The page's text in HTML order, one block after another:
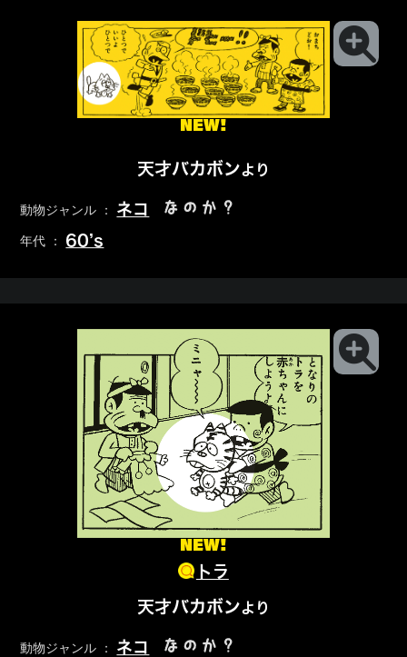
NEW!
天才バカボンより
動物ジャンル ： ネコ なのか？
年代 ： 60’s
NEW!
トラ
天才バカボンより
動物ジャンル ： ネコ なのか？